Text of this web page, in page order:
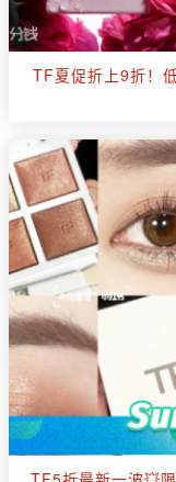
TF夏促折上9折！